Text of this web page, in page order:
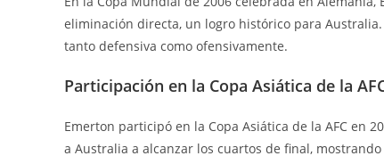
eliminación directa, un logro histórico para
tanto defensiva como ofensivamente.
Participación en la Copa Asiática de la
Emerton participó en la Copa Asiática de la AFC en
a Australia a alcanzar los cuartos de final,